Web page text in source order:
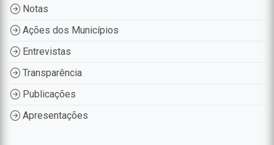
Notas
Ações dos Municípios
Entrevistas
Transparência
Publicações
Apresentações